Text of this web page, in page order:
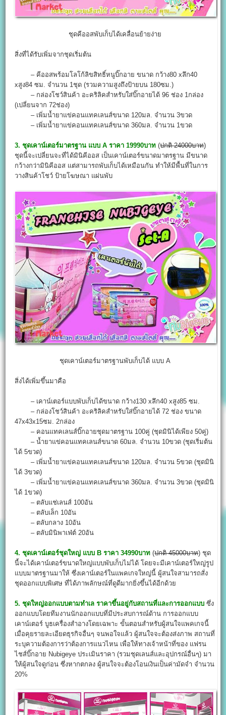
ชุดคีออสพับเก็บได้เคลื่อนย้ายง่าย
สิ่งที่ได้รับเพิ่มจากชุดเริ่มต้น
– คีออสพร้อมโลโก้ลิขสิทธิ์หนูบิ๊กอาย ขนาด กว้าง80 xลึก40
xสูง84 ซม. จำนวน 1ชุด (รวมความสูงถึงป้ายบน 180ซม.)
– กล่องโชว์สินค้า อะคริลิคสำหรับใส่บิ๊กอายได้ 96 ช่อง 1กล่อง
(เปลี่ยนจาก 72ช่อง)
– เพิ่มน้ำยาแข่คอนแทคเลนส์ขนาด 120มล. จำนวน 3ขวด
– เพิ่มน้ำยาแข่คอนแทคเลนส์ขนาด 360มล. จำนวน 1ขวด
3. ชุดเคาน์เตอร์มาตรฐาน แบบ A ราคา 19990บาท (ปกติ 24000บาท)
ชุดนี้จะเปลี่ยนจะที่ได้มินิคีออส เป็นเคาน์เตอร์ขนาดมาตรฐาน มีขนาด
กว้างกว่ามินิคีออส แต่สามารถพับเก็บได้เหมือนกัน ทำให้มีพื้นที่ในการ
วางสินค้าโชว์ ป้ายโฆษณา แผ่นพับ
ชุดเคาน์เตอร์มาตรฐานพับเก็บได้ แบบ A
สิ่งได้เพิ่มขึ้นมาคือ
– เคาน์เตอร์แบบพับเก็บได้ขนาด กว้าง130 xลึก40 xสูง85 ซม.
– กล่องโชว์สินค้า อะคริลิคสำหรับใส่บิ๊กอายได้ 72 ช่อง ขนาด
47x43x15ซม. 2กล่อง
– คอนแทคเลนส์บิ๊กอายชุดมาตรฐาน 100คู่ (ชุดมินิได้เพียง 50คู่)
– น้ำยาแข่คอนแทคเลนส์ขนาด 60มล. จำนวน 10ขวด (ชุดเริ่มต้น
ได้ 5ขวด)
– เพิ่มน้ำยาแข่คอนแทคเลนส์ขนาด 120มล. จำนวน 5ขวด (ชุดมินิ
ได้ 3ขวด)
– เพิ่มน้ำยาแข่คอนแทคเลนส์ขนาด 360มล. จำนวน 3ขวด (ชุดมินิ
ได้ 1ขวด)
– ตลับแช่เลนส์ 100อัน
– ตลับเล็ก 10อัน
– ตลับกลาง 10อัน
– ตลับมินิพาเฟ่ต์ 20อัน
4. ชุดเคาน์เตอร์ชุดใหญ่ แบบ B ราคา 34990บาท (ปกติ 45000บาท) ชุด
นี้จะได้เคาน์เตอร์ขนาดใหญ่แบบพับเก็บไม่ได้ โดยจะมีเคาน์เตอร์ใหญ่รูป
แบบมาตรฐานมาให้ ซึ่งเคาน์เตอร์ในแพคเกจใหญ่นี้ ผู้สนใจสามารถสั่ง
ชุดออกแบบพิเศษ ที่ได้ภาพลักษณ์ที่ดูดีมากยิ่งขึ้นได้อีกด้วย
5. ชุดใหญ่ออกแบบตามทำเล ราคาขึ้นอยู่กับสถานที่และการออกแบบ ซึ่ง
ออกแบบโดยทีมงานนักออกแบบที่มีประสบการณ์ด้าน การออกแบบ
เคาน์เตอร์ บูธเครื่องสำอางโดยเฉพาะ ขั้นตอนสำหรับผู้สนใจแพคเกจนี้
เมื่อคุยรายละเอียดธุรกิจอื่นๆ จนพอใจแล้ว ผู้สนใจจะต้องส่งภาพ สถานที่
ระบุความต้องการว่าต้องการแนวไหน เพื่อให้ทางเจ้าหน้าที่ของ แฟรน
ไชส์บิ๊กอาย Nubigeye ประเมินราคา (รวมชุดเลนส์และอุปกรณ์อื่นๆ) มา
ให้ผู้สนใจดูก่อน ซึ่งหากตกลง ผู้สนใจจะต้องโอนเงินเป็นค่ามัดจำ จำนวน
20%